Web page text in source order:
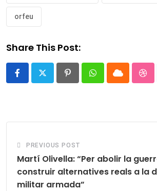
orfeu
Share This Post:
PinterestWhatsappCloud
PREVIOUS POST
Martí Olivella: “Per abolir la
construir alternatives reals a la
militar armada”